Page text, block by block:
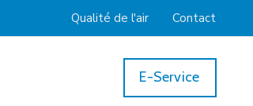
Qualité de l'air Contact
E-Service